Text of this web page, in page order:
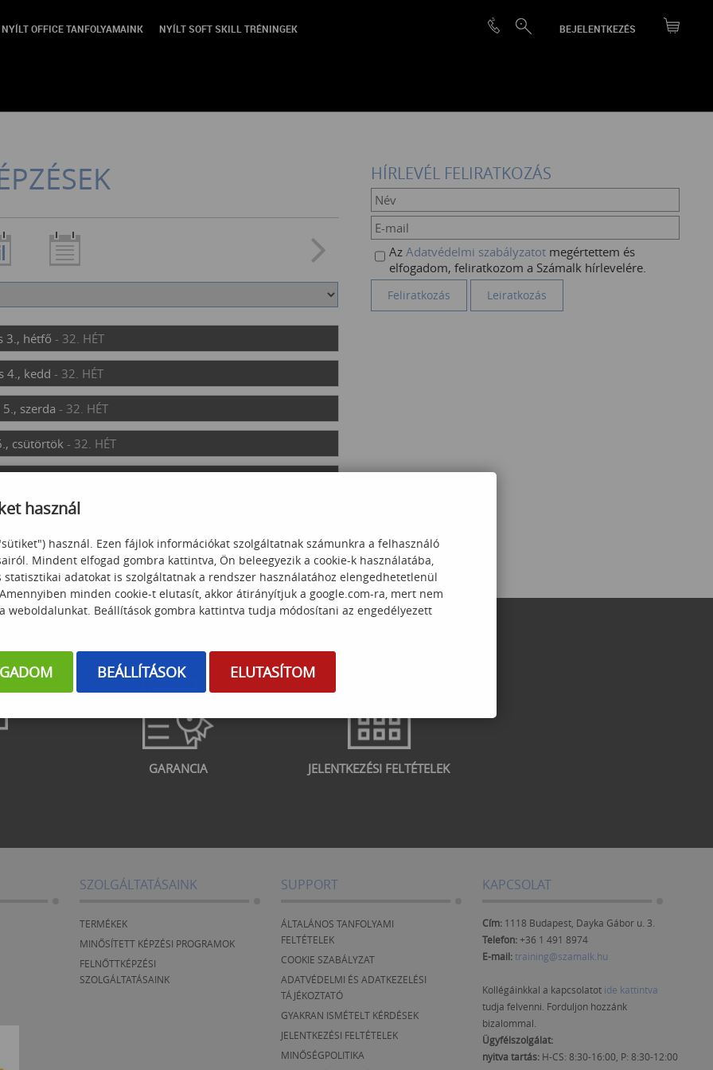
BEJELENTKEZÉS
NYÍLT OFFICE TANFOLYAMAINK NYÍLT SOFT SKILL TRÉNINGEK
3., hétfő - 32. HÉT
4., kedd - 32. HÉT
szerda - 32. HÉT
csütörtök - 32. HÉT
szombat - 32. HÉT
vasárnap - 32. HÉT
HÍRLEVÉL FELIRATKOZÁS
Az Adatvédelmi szabályzatot megértettem és
elfogadom, feliratkozom a Számalk hírlevelére.
GARANCIA JELENTKEZÉSI FELTÉTELEK
SZOLGÁLTATÁSAINK
TERMÉKEK
MINŐSÍTETT KÉPZÉSI PROGRAMOK
FELNŐTTKÉPZÉSI
SZOLGÁLTATÁSAINK
SUPPORT
ÁLTALÁNOS TANFOLYAMI
FELTÉTELEK
COOKIE SZABÁLYZAT
ADATVÉDELMI ÉS ADATKEZELÉSI
TÁJÉKOZTATÓ
GYAKRAN ISMÉTELT KÉRDÉSEK
JELENTKEZÉSI FELTÉTELEK
MINŐSÉGPOLITIKA
KAPCSOLAT
Cím: 1118 Budapest, Dayka Gábor u. 3.
Telefon:+36 1 491 8974
E-mail:training@szamalk.hu
Kollégáinkkal a kapcsolatot ide kattintva
tudja felvenni. Forduljon hozzánk
bizalommal.
Ügyfélszolgálat:
nyitva tartás: H-CS: 8:30-16:00, P: 8:30-12:00
használ
használ. Ezen fájlok információkat szolgáltatnak számunkra a felhasználó
Mindent elfogad gombra kattintva, Ön beleegyezik a cookie-k használatába,
statisztikai adatokat is szolgáltatnak a rendszer használatához elengedhetetlenül
minden cookie-t elutasít, akkor átirányítjuk a google.com-ra, mert nem
weboldalunkat. Beállítások gombra kattintva tudja módosítani az engedélyezett
BEÁLLÍTÁSOK ELUTASÍTOM